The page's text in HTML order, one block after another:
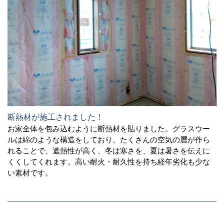
断熱材が施工されました！
お家全体を包み込むように断熱材を貼りました。グラスウー
ルは綿のような構造をしており、たくさんの空気の層が作ら
れることで、遮熱性が高く、冬は寒さを、夏は暑さを伝えに
くくしてくれます。高い耐火・耐久性を持ち経年劣化も少な
い素材です。